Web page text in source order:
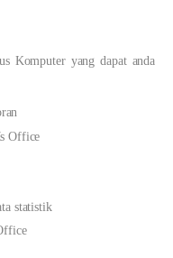
Komputer yang dapat anda
Office
statistik